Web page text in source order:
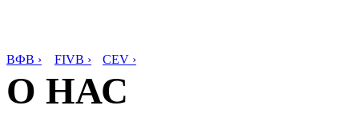
ВФВ › FIVB › CEV ›
О НАС